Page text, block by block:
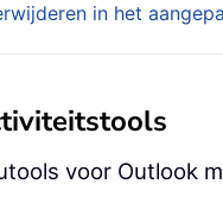
in het
voor Outlook